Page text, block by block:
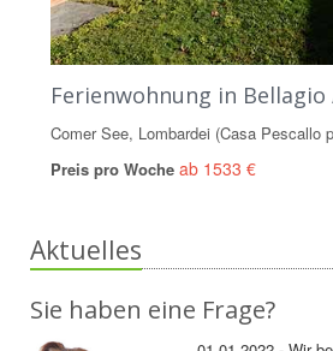
Ferienwohnung in Bellagio
Comer See, Lombardei (Casa Pescallo
Preis pro Woche ab 1533 €
Aktuelles
Sie haben eine Frage?